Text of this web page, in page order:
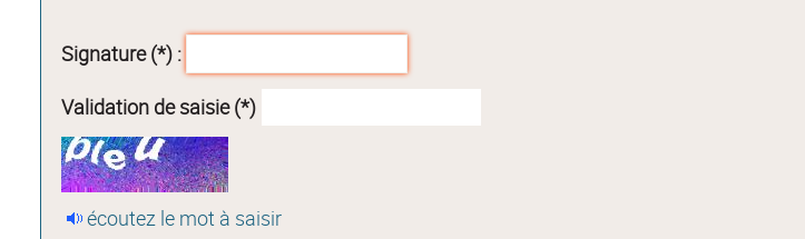
Signature (*) :
Validation de saisie (*)
écoutez le mot à saisir